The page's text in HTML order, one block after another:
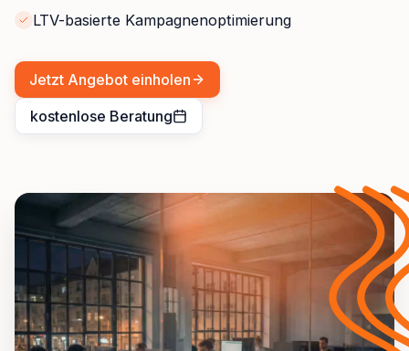
LTV-basierte Kampagnenoptimierung
Jetzt Angebot einholen
kostenlose Beratung